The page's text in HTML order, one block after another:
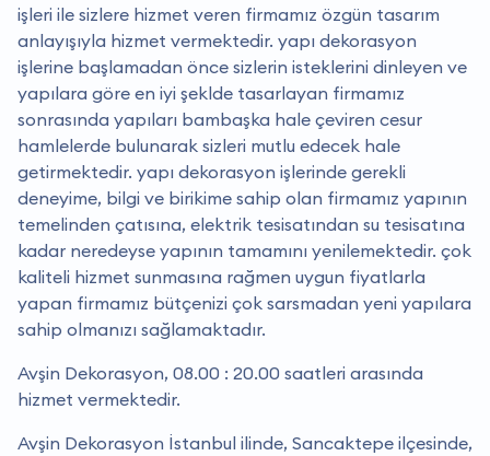
işleri ile sizlere hizmet veren firmamız özgün tasarım
anlayışıyla hizmet vermektedir. yapı dekorasyon
işlerine başlamadan önce sizlerin isteklerini dinleyen ve
yapılara göre en iyi şeklde tasarlayan firmamız
sonrasında yapıları bambaşka hale çeviren cesur
hamlelerde bulunarak sizleri mutlu edecek hale
getirmektedir. yapı dekorasyon işlerinde gerekli
deneyime, bilgi ve birikime sahip olan firmamız yapının
temelinden çatısına, elektrik tesisatından su tesisatına
kadar neredeyse yapının tamamını yenilemektedir. çok
kaliteli hizmet sunmasına rağmen uygun fiyatlarla
yapan firmamız bütçenizi çok sarsmadan yeni yapılara
sahip olmanızı sağlamaktadır.
Avşin Dekorasyon, 08.00 : 20.00 saatleri arasında
hizmet vermektedir.
Avşin Dekorasyon İstanbul ilinde, Sancaktepe ilçesinde,